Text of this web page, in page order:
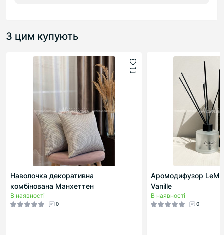
З цим купують
Наволочка декоративна
комбінована Манхеттен
В наявності
0
Аромодифузор
Vanille
В наявності
0